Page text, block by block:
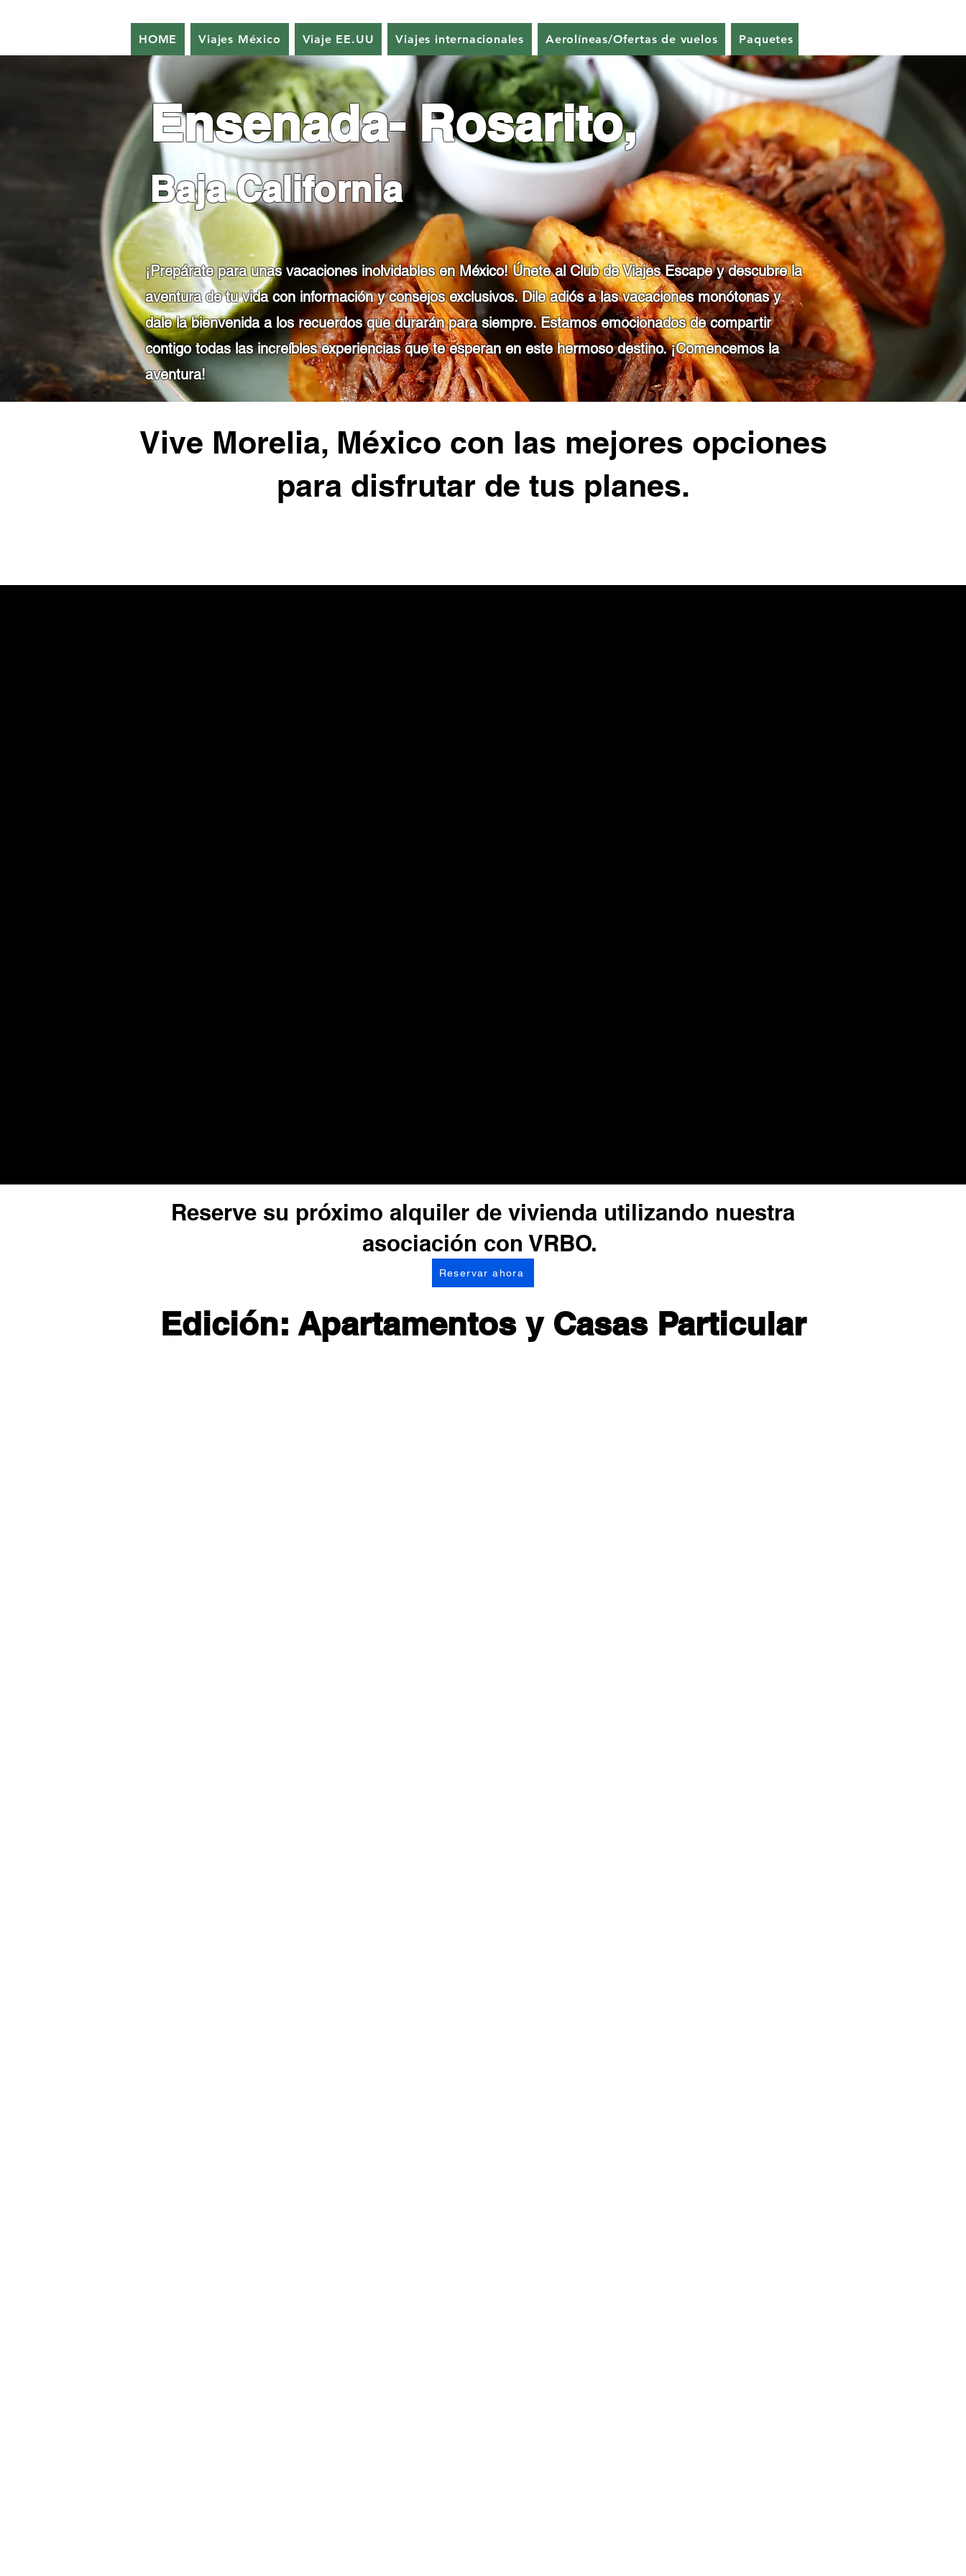
HOME Viajes México Viaje EE.UU Viajes internacionales Aerolíneas/Ofertas de vuelos Paquetes de boda
Ensenada- Rosarito,
Baja California
¡Prepárate para unas vacaciones inolvidables en México! Únete al Club de Viajes Escape y descubre la
aventura de tu vida con información y consejos exclusivos. Dile adiós a las vacaciones monótonas y
dale la bienvenida a los recuerdos que durarán para siempre. Estamos emocionados de compartir
contigo todas las increíbles experiencias que te esperan en este hermoso destino. ¡Comencemos la
aventura!
Vive Morelia, México con las mejores opciones
para disfrutar de tus planes.
Reserve su próximo alquiler de vivienda utilizando nuestra
asociación con VRBO.
Reservar ahora
Edición: Apartamentos y Casas Particular